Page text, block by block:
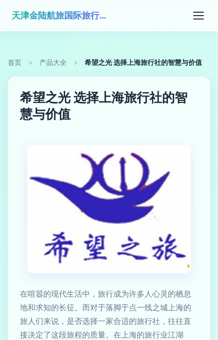
天津金陆航旅国际旅行社有限公司
首页 > 产品大全 > 希望之光 选择上海旅行社的智慧与价值
希望之光 选择上海旅行社的智
慧与价值
在喧嚣的现代生活中，旅行成为许多人心灵的栖息
地和求知的长征。而对于落脚于点一线之城上海的
旅人们来说，是否选择一家合适的旅行社，往往直
接决定了这段旅程的质量。在上海的旅行业江湖